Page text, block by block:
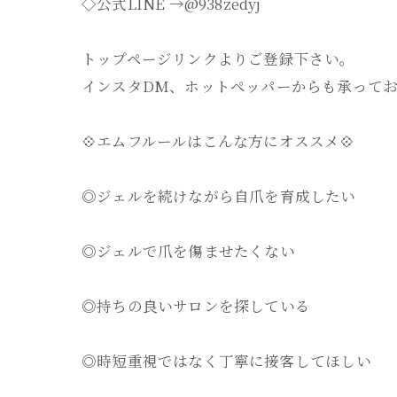
トップページリンクよりご登録下さい。
インスタDM、ホットペッパーからも承ってお
💠エムフルールはこんな方にオススメ💠
◎ジェルを続けながら自爪を育成したい
◎ジェルで爪を傷ませたくない
◎持ちの良いサロンを探している
◎時短重視ではなく丁寧に接客してほしい